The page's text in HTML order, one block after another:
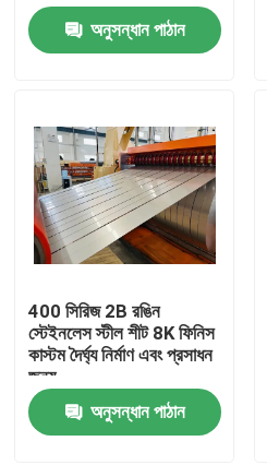
আমাদের সম্পর্কে
মান নিয়ন্ত্রণ
যোগাযোগ করুন
উদ্ধৃতির জন্য আবেদন
স্টেইনলেস স্টীল শীট কুণ্ডলী
অনুসন্ধান পাঠান
400 সিরিজ 2B রঙিন
স্টেইনলেস স্টীল শীট 8K ফিনিস
কাস্টম দৈর্ঘ্য নির্মাণ এবং প্রসাধন
জন্য
অনুসন্ধান পাঠান